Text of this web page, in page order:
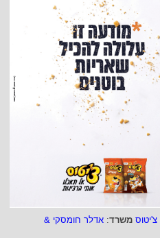
צ'יטוס משרד: אדלר חומסקי &